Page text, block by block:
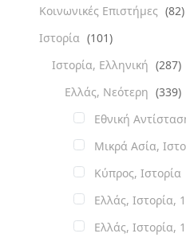
Κοινωνικές Επιστήμες (82)
Ιστορία (101)
Ιστορία, Ελληνική (287)
Ελλάς, Νεότερη (339)
Εθνική
Μικρά Ασία,
Κύπρος, Ιστορία
Ελλάς, Ιστορία,
Ελλάς, Ιστορία,